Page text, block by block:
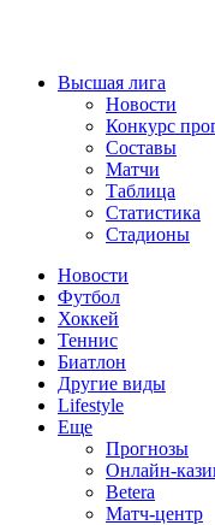
Высшая лига
Новости
Конкурс
Составы
Матчи
Таблица
Статистика
Стадионы
Новости
Футбол
Хоккей
Теннис
Биатлон
Другие виды
Lifestyle
Еще
Прогнозы
Онлайн-
Betera
Матч-центр